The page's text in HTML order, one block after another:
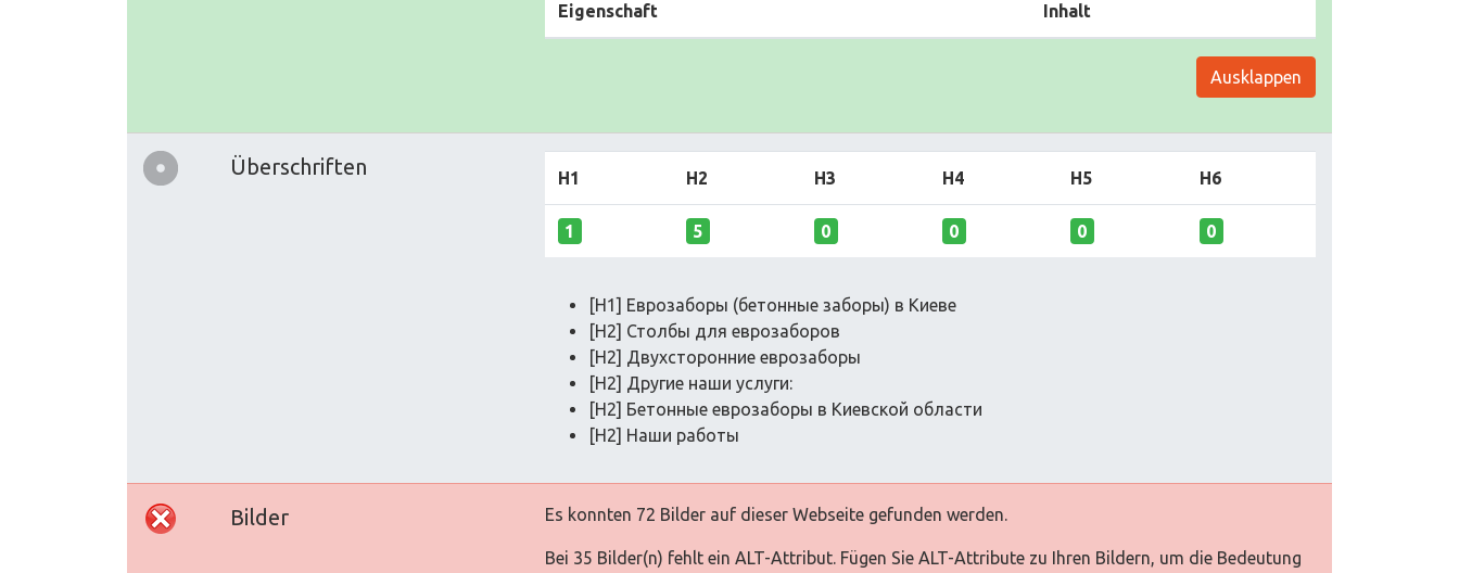
Eigenschaft Inhalt
Ausklappen
Überschriften H1 H2 H3 H4 H5 H6
1 5 0 0 0 0
[H1] Еврозаборы (бетонные заборы) в Киеве
[H2] Столбы для еврозаборов
[H2] Двухсторонние еврозаборы
[H2] Другие наши услуги:
[H2] Бетонные еврозаборы в Киевской области
[H2] Наши работы
Bilder Es konnten 72 Bilder auf dieser Webseite gefunden werden.
Bei 35 Bilder(n) fehlt ein ALT-Attribut. Fügen Sie ALT-Attribute zu Ihren Bildern, um die Bedeutung